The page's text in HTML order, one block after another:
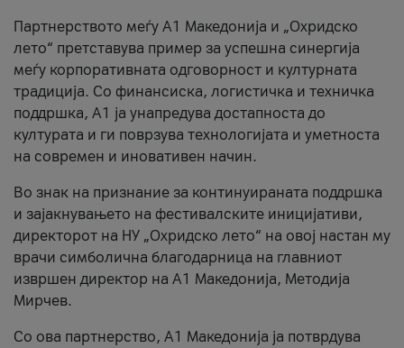
Партнерството меѓу A1 Македонија и „Охридско
лето“ претставува пример за успешна синергија
меѓу корпоративната одговорност и културната
традиција. Со финансиска, логистичка и техничка
поддршка, A1 ја унапредува достапноста до
културата и ги поврзува технологијата и уметноста
на современ и иновативен начин.
Во знак на признание за континуираната поддршка
и зајакнувањето на фестивалските иницијативи,
директорот на НУ „Охридско лето“ на овој настан му
врачи симболична благодарница на главниот
извршен директор на A1 Македонија, Методија
Мирчев.
Со ова партнерство, A1 Македонија ја потврдува